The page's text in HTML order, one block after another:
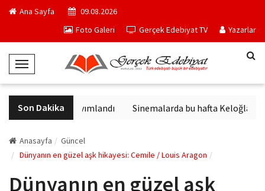
Ana Sayfa
09.08.2026
Foto Galeri
Gerçek Edebiyat TV Yazarlar
T
o
g
g
e
N
v
Son Dakika
ünlü yapıtı yayımlandı Sinemalarda bu hafta Keloğlan ve
Anasayfa
Güncel
Dünyanın en güzel aşk hikayesi: Cemile / Louis Aragon
Dünyanın en güzel aşk